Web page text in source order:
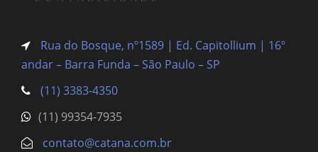
Rua do Bosque, nº1589 | Ed. Capitollium | 16º
andar – Barra Funda – São Paulo – SP
(11) 3383-4350
(11) 99354-7935
contato@catana.com.br